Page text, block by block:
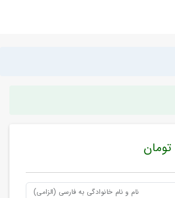
نام و نام خانوادگی به فارسی (الزامی)